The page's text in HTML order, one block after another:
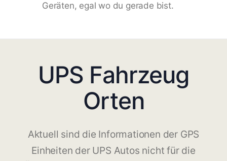
Geräten, egal wo du gerade bist.
UPS Fahrzeug
Orten
Aktuell sind die Informationen der GPS
Einheiten der UPS Autos nicht für die